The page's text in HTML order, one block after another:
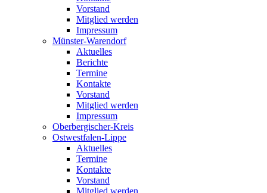
Vorstand
Mitglied werden
Impressum
Münster-Warendorf
Aktuelles
Berichte
Termine
Kontakte
Vorstand
Mitglied werden
Impressum
Oberbergischer-Kreis
Ostwestfalen-Lippe
Aktuelles
Termine
Kontakte
Vorstand
Mitglied werden